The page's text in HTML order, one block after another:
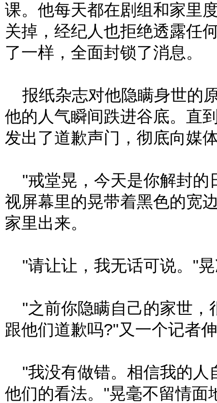
课。他每天都在剧组和家里
关掉，经纪人也拒绝透露任
了一样，全面封锁了消息。
报纸杂志对他隐瞒身世的
他的人气瞬间跌进谷底。直
发出了道歉声门，彻底向媒
"戒堂晃，今天是你解封的
视屏幕里的晃带着黑色的宽
家里出来。
"请让让，我无话可说。"
"之前你隐瞒自己的家世，
跟他们道歉吗?"又一个记者
"我没有做错。相信我的人
他们的看法。"晃毫不留情面